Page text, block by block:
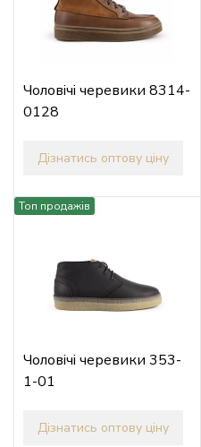
Чоловічі черевики 8314-
0128
Дізнатись оптову ціну
Топ продажів
Чоловічі черевики 353-
1-01
Дізнатись оптову ціну